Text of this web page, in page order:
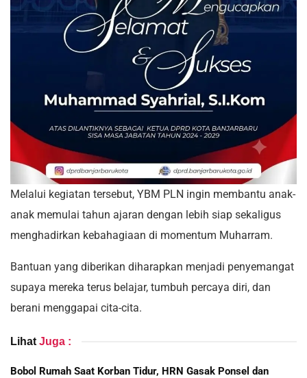
Melalui kegiatan tersebut, YBM PLN ingin membantu anak-
anak memulai tahun ajaran dengan lebih siap sekaligus
menghadirkan kebahagiaan di momentum Muharram.
Bantuan yang diberikan diharapkan menjadi penyemangat
supaya mereka terus belajar, tumbuh percaya diri, dan
berani menggapai cita-cita.
Lihat Juga :
Bobol Rumah Saat Korban Tidur, HRN Gasak Ponsel dan